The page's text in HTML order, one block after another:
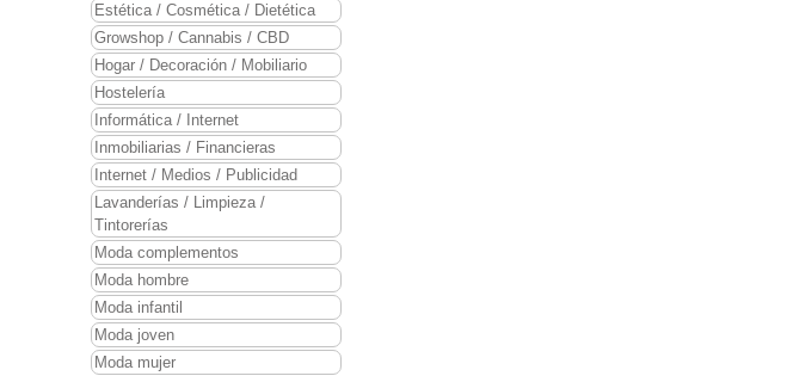
Estética / Cosmética / Dietética
Growshop / Cannabis / CBD
Hogar / Decoración / Mobiliario
Hostelería
Informática / Internet
Inmobiliarias / Financieras
Internet / Medios / Publicidad
Lavanderías / Limpieza /
Tintorerías
Moda complementos
Moda hombre
Moda infantil
Moda joven
Moda mujer